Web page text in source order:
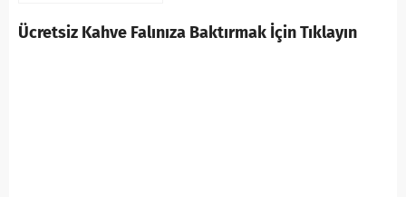
Ücretsiz Kahve Falınıza Baktırmak İçin Tıklayın